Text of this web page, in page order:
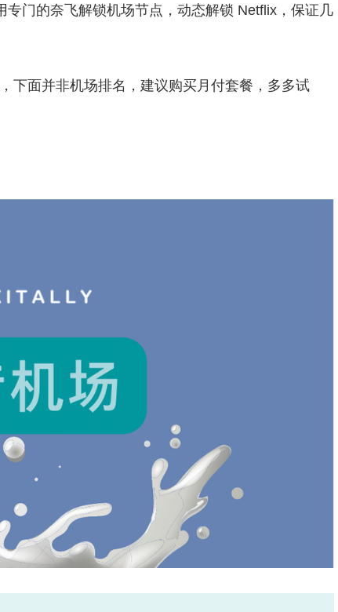
门的奈飞解锁机场节点，动态解锁 Netflix，保证几
下面并非机场排名，建议购买月付套餐，多多试